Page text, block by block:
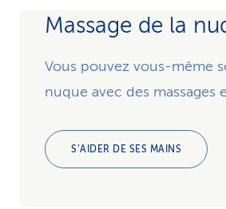
Massage de la
Vous pouvez vous-même
nuque avec des massages
S’AIDER DE SES MAINS